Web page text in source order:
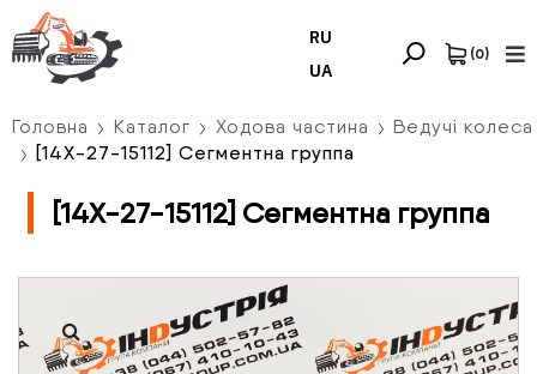
RU
UA
(0)
Головна Каталог Ходова частина
Ведучі колеса
[14X-27-15112] Сегментна группа
[14X-27-15112] Сегментна группа